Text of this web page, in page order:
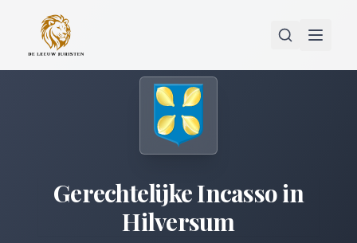
Gerechtelijke Incassoin
Hilversum